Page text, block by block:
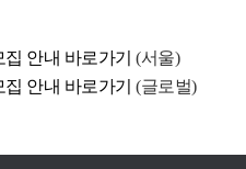
집 안내 바로가기 (서울)
집 안내 바로가기 (글로벌)